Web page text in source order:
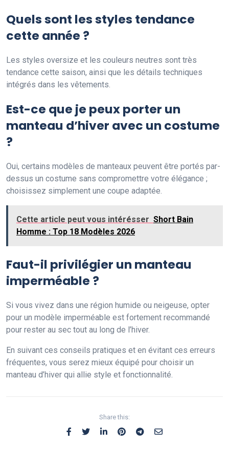
Quels sont les styles tendance
cette année ?
Les styles oversize et les couleurs neutres sont très
tendance cette saison, ainsi que les détails techniques
intégrés dans les vêtements.
Est-ce que je peux porter un
manteau d’hiver avec un costume
?
Oui, certains modèles de manteaux peuvent être portés par-
dessus un costume sans compromettre votre élégance ;
choisissez simplement une coupe adaptée.
Cette article peut vous intérésser Short Bain
Homme : Top 18 Modèles 2026
Faut-il privilégier un manteau
imperméable ?
Si vous vivez dans une région humide ou neigeuse, opter
pour un modèle imperméable est fortement recommandé
pour rester au sec tout au long de l’hiver.
En suivant ces conseils pratiques et en évitant ces erreurs
fréquentes, vous serez mieux équipé pour choisir un
manteau d’hiver qui allie style et fonctionnalité.
Share this: